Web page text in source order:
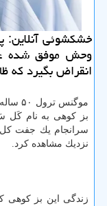
خشكشوئی
وحش موفق شده
انقراض بگیرد كه
بز كوهی به نام كَل
سرانجام یك جفت كل
نزدیك مشاهده كرد.
زندگی این بز